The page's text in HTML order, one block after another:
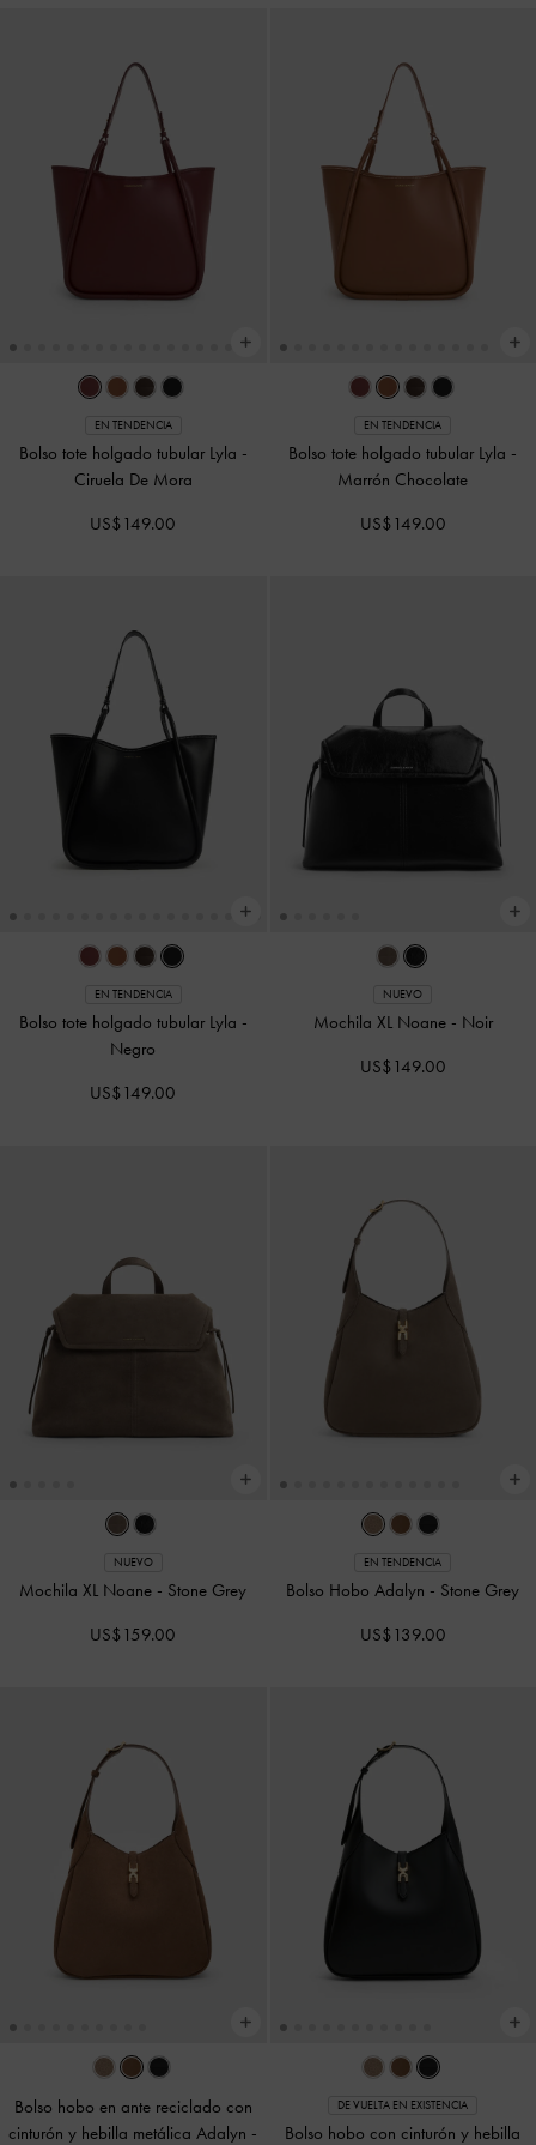
EN TENDENCIA
Bolso tote holgado tubular Lyla -
Ciruela De Mora
US$149.00
EN TENDENCIA
Bolso tote holgado tubular Lyla -
Marrón Chocolate
US$149.00
EN TENDENCIA
Bolso tote holgado tubular Lyla -
Negro
US$149.00
NUEVO
Mochila XL Noane - Noir
US$149.00
NUEVO
Mochila XL Noane - Stone Grey
US$159.00
EN TENDENCIA
Bolso Hobo Adalyn - Stone Grey
US$139.00
Bolso hobo en ante reciclado con
cinturón y hebilla metálica Adalyn -
DE VUELTA EN EXISTENCIA
Bolso hobo con cinturón y hebilla